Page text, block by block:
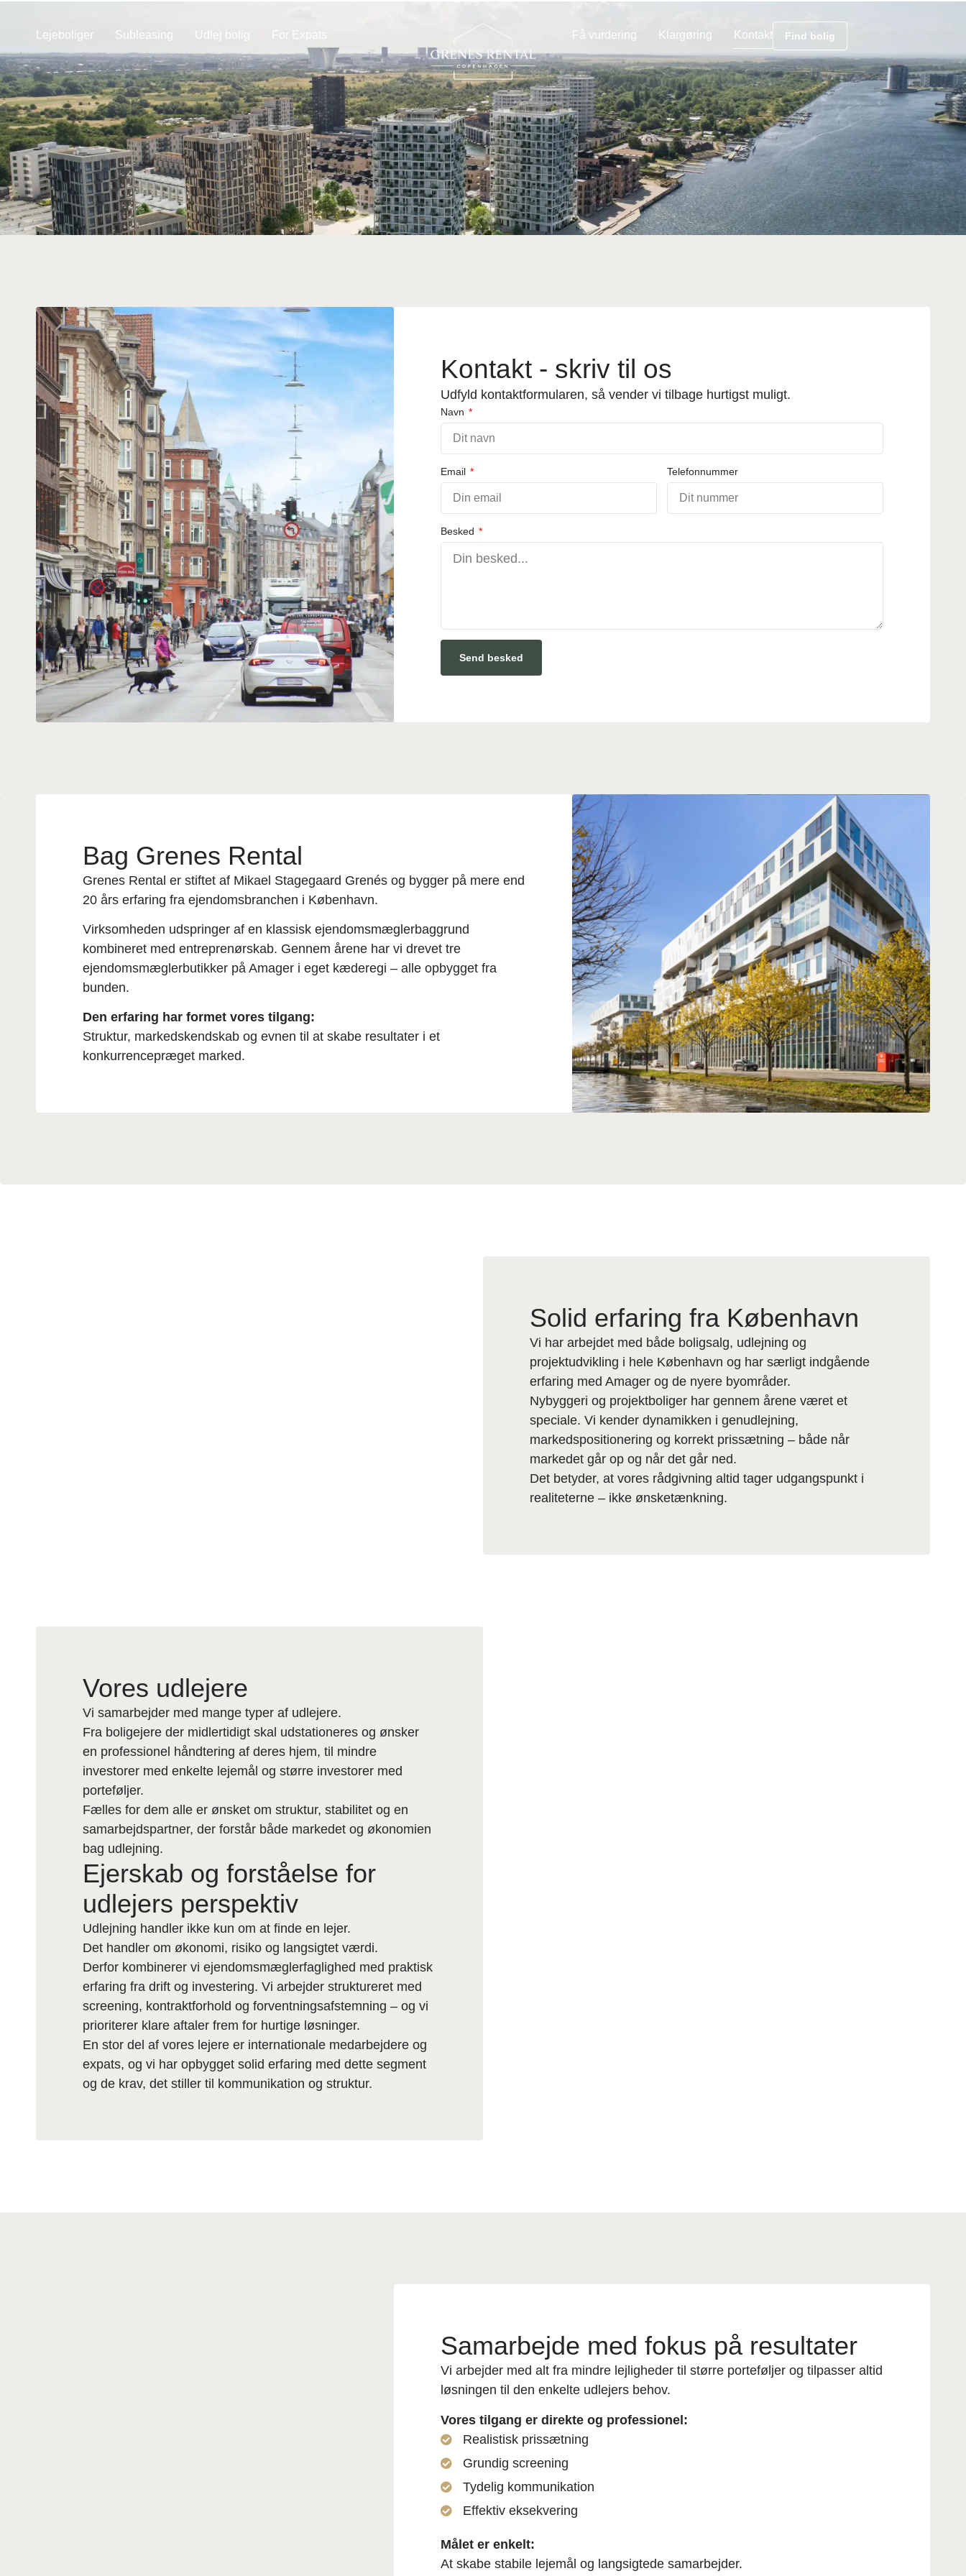
Lejeboliger Subleasing Udlej bolig For Expats Få vurdering Klargøring Kontakt Find bolig
Kontakt - skriv til os
Udfyld kontaktformularen, så vender vi tilbage hurtigst muligt.
Navn
Email Telefonnummer
Besked
Send besked
Bag Grenes Rental
Grenes Rental er stiftet af Mikael Stagegaard Grenés og bygger på mere end
20 års erfaring fra ejendomsbranchen i København.
Virksomheden udspringer af en klassisk ejendomsmæglerbaggrund
kombineret med entreprenørskab. Gennem årene har vi drevet tre
ejendomsmæglerbutikker på Amager i eget kæderegi – alle opbygget fra
bunden.
Den erfaring har formet vores tilgang:
Struktur, markedskendskab og evnen til at skabe resultater i et
konkurrencepræget marked.
Solid erfaring fra København
Vi har arbejdet med både boligsalg, udlejning og
projektudvikling i hele København og har særligt indgående
erfaring med Amager og de nyere byområder.
Nybyggeri og projektboliger har gennem årene været et
speciale. Vi kender dynamikken i genudlejning,
markedspositionering og korrekt prissætning – både når
markedet går op og når det går ned.
Det betyder, at vores rådgivning altid tager udgangspunkt i
realiteterne – ikke ønsketænkning.
Vores udlejere
Vi samarbejder med mange typer af udlejere.
Fra boligejere der midlertidigt skal udstationeres og ønsker
en professionel håndtering af deres hjem, til mindre
investorer med enkelte lejemål og større investorer med
porteføljer.
Fælles for dem alle er ønsket om struktur, stabilitet og en
samarbejdspartner, der forstår både markedet og økonomien
bag udlejning.
Ejerskab og forståelse for
udlejers perspektiv
Udlejning handler ikke kun om at finde en lejer.
Det handler om økonomi, risiko og langsigtet værdi.
Derfor kombinerer vi ejendomsmæglerfaglighed med praktisk
erfaring fra drift og investering. Vi arbejder struktureret med
screening, kontraktforhold og forventningsafstemning – og vi
prioriterer klare aftaler frem for hurtige løsninger.
En stor del af vores lejere er internationale medarbejdere og
expats, og vi har opbygget solid erfaring med dette segment
og de krav, det stiller til kommunikation og struktur.
Samarbejde med fokus på resultater
Vi arbejder med alt fra mindre lejligheder til større porteføljer og tilpasser altid
løsningen til den enkelte udlejers behov.
Vores tilgang er direkte og professionel:
Realistisk prissætning
Grundig screening
Tydelig kommunikation
Effektiv eksekvering
Målet er enkelt:
At skabe stabile lejemål og langsigtede samarbejder.